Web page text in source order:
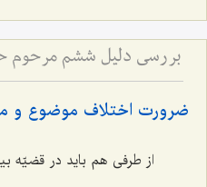
ضرورت اختلاف موضوع و
از طرفی هم باید در